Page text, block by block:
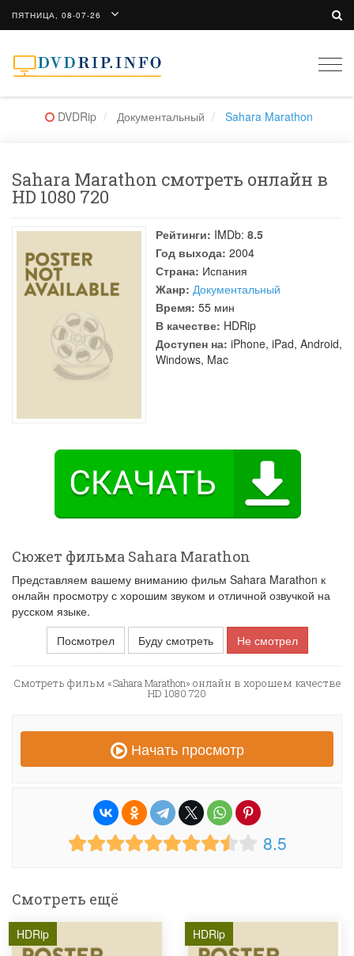
ПЯТНИЦА, 08-07-26
DVDRip Документальный Sahara Marathon
Sahara Marathon смотреть онлайн в
HD 1080 720
Рейтинги: IMDb: 8.5
Год выхода: 2004
Страна: Испания
Жанр: Документальный
Время: 55 мин
В качестве: HDRip
Доступен на: iPhone, iPad, Android,
Windows, Mac
Сюжет фильма Sahara Marathon
Представляем вашему вниманию фильм Sahara Marathon к
онлайн просмотру с хорошим звуком и отличной озвучкой на
русском языке.
Посмотрел
Буду смотреть Не смотрел
Смотреть фильм «Sahara Marathon» онлайн в хорошем качестве
HD 1080 720
Начать просмотр
8.5
Смотреть ещё
HDRip HDRip